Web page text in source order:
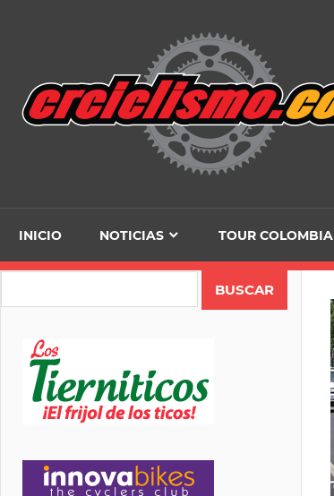
INICIO NOTICIAS TOUR COLOMBIA